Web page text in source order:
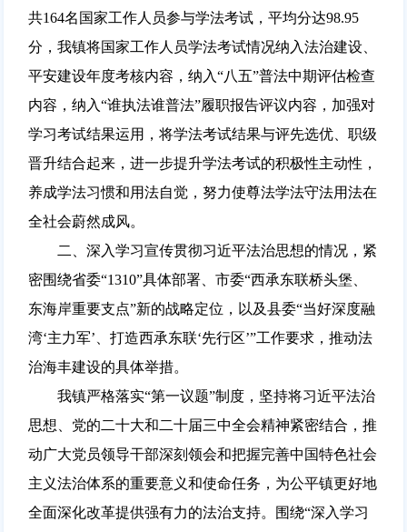
共164名国家工作人员参与学法考试，平均分达98.95
分，我镇将国家工作人员学法考试情况纳入法治建设、
平安建设年度考核内容，纳入“八五”普法中期评估检查
内容，纳入“谁执法谁普法”履职报告评议内容，加强对
学习考试结果运用，将学法考试结果与评先选优、职级
晋升结合起来，进一步提升学法考试的积极性主动性，
养成学法习惯和用法自觉，努力使尊法学法守法用法在
全社会蔚然成风。
二、深入学习宣传贯彻习近平法治思想的情况，紧
密围绕省委“1310”具体部署、市委“西承东联桥头堡、
东海岸重要支点”新的战略定位，以及县委“当好深度融
湾‘主力军’、打造西承东联‘先行区’”工作要求，推动法
治海丰建设的具体举措。
我镇严格落实“第一议题”制度，坚持将习近平法治
思想、党的二十大和二十届三中全会精神紧密结合，推
动广大党员领导干部深刻领会和把握完善中国特色社会
主义法治体系的重要意义和使命任务，为公平镇更好地
全面深化改革提供强有力的法治支持。围绕“深入学习